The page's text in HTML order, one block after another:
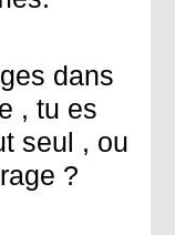
dans
, tu es
seul , ou
?